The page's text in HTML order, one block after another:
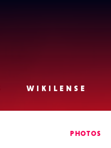
WIKILENSE
PHOTOS